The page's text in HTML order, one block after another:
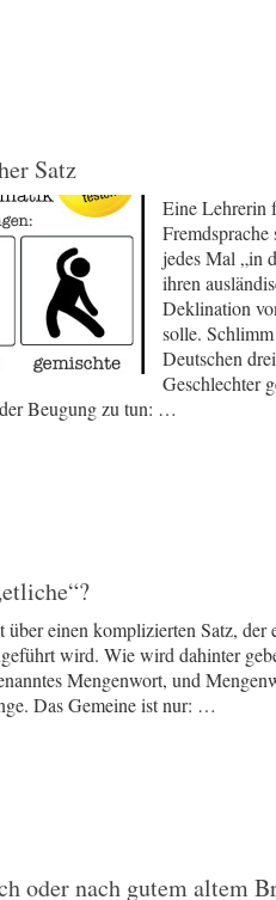
Satz
Eine Lehrerin
Fremdsprache
jedes Mal „in
ihren
Deklination
solle.
Deutschen
Geschlechter
Beugung zu tun: …
einen komplizierten Satz, der
wird. Wie wird dahinter
Mengenwort, und
Das Gemeine ist nur: …
oder nach gutem altem